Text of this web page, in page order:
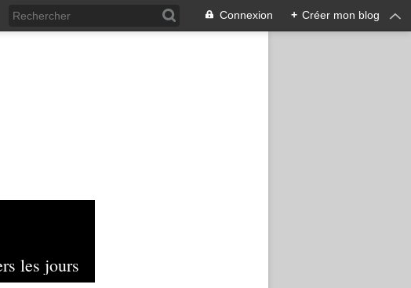
Connexion + Créer mon blog
les jours